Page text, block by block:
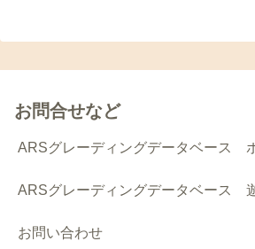
お問合せなど
ARSグレーディングデータベース
ARSグレーディングデータベース
お問い合わせ